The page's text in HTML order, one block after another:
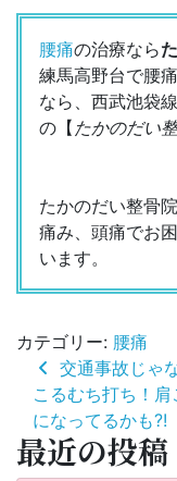
腰痛の治療なら
練馬高野台で腰
なら、西武池袋
の【 たかのだい
たかのだい整骨
痛み、頭痛でお
います。
カテゴリー: 腰痛
投
稿
ナ
ビ
ゲ
ー
交通事故じゃ
こるむち打ち！
になってるかも?!
最近の投稿